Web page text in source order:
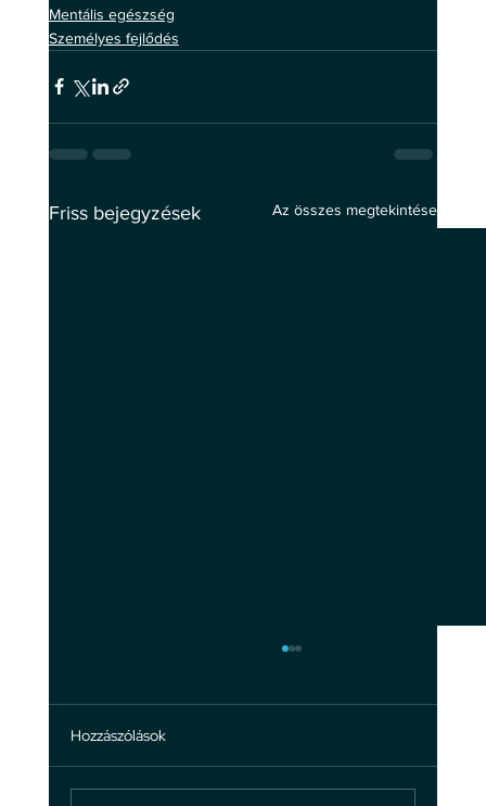
Mentális egészség
Személyes fejlődés
Friss bejegyzések Az összes megtekintése
Hozzászólások